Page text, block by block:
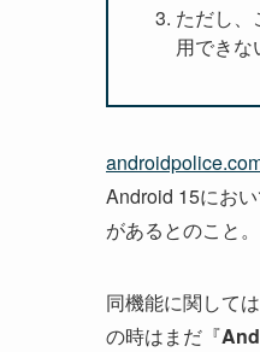
ただし
用できな
Android 15にお
があるとのこと。
同機能に関して
の時はまだ『